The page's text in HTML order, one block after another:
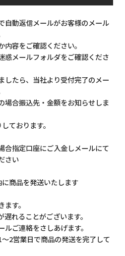
自動返信メールがお客様のメール
容をご確認ください。
惑メールフォルダをご確認くださ
したら、当社より受付完了のメー
場合振込先・金額をお知らせしま
ております。
合指定口座にご入金しメールにて
さい
商品を発送いたします
す。
れることがございます。
ご連絡をさしあげます。
2営業日で商品の発送を完了して